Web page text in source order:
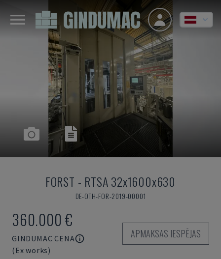
FORST - RTSA 32x1600x630
DE-OTH-FOR-2019-00001
360.000 €
GINDUMAC CENA
(Ex works)
APMAKSAS IESPĒJAS